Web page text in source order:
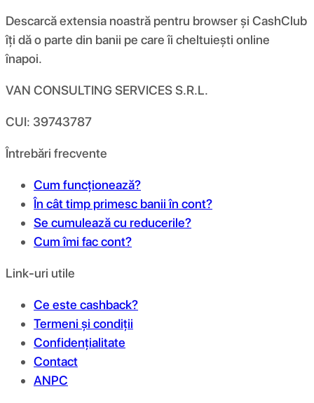
Descarcă extensia noastră pentru browser și CashClub
îți dă o parte din banii pe care îi cheltuiești online
înapoi.
VAN CONSULTING SERVICES S.R.L.
CUI: 39743787
Întrebări frecvente
Cum funcționează?
În cât timp primesc banii în cont?
Se cumulează cu reducerile?
Cum îmi fac cont?
Link-uri utile
Ce este cashback?
Termeni și condiții
Confidențialitate
Contact
ANPC